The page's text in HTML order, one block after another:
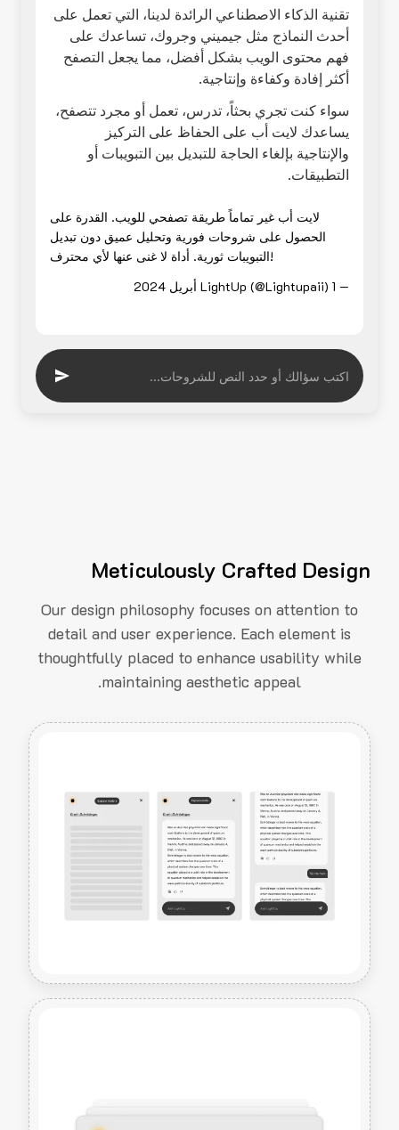
تقنية الذكاء الاصطناعي الرائدة لدينا، التي تعمل على
أحدث النماذج مثل جيميني وجروك، تساعدك على
فهم محتوى الويب بشكل أفضل، مما يجعل التصفح
أكثر إفادة وكفاءة وإنتاجية.
سواء كنت تجري بحثاً، تدرس، تعمل أو مجرد تتصفح،
يساعدك لايت أب على الحفاظ على التركيز
والإنتاجية بإلغاء الحاجة للتبديل بين التبويبات أو
التطبيقات.
لايت أب غير تماماً طريقة تصفحي للويب. القدرة على
الحصول على شروحات فورية وتحليل عميق دون تبديل
التبويبات ثورية. أداة لا غنى عنها لأي محترف!
— LightUp (@Lightupaii) 1 أبريل 2024
Meticulously Crafted Design
Our design philosophy focuses on attention to
detail and user experience. Each element is
thoughtfully placed to enhance usability while
maintaining aesthetic appeal.